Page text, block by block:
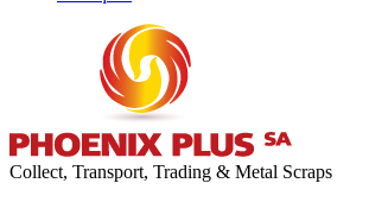
Collect, Transport, Trading & Metal Scraps